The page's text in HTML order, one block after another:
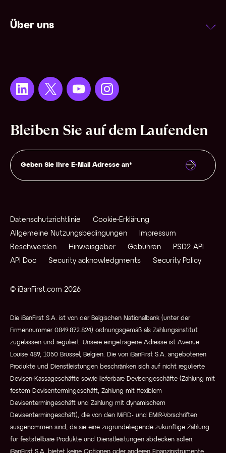
Über uns
Bleiben Sie auf dem Laufenden
© iBanFirst.com 2026
Datenschutzrichtlinie Cookie-Erklärung
Allgemeine Nutzungsbedingungen Impressum
Beschwerden Hinweisgeber Gebühren PSD2 API
API Doc Security acknowledgments Security Policy
Die iBanFirst S.A. ist von der Belgischen Nationalbank (unter der
Firmennummer 0849.872.824) ordnungsgemäß als Zahlungsinstitut
zugelassen und reguliert. Unsere eingetragene Adresse ist Avenue
Louise 489, 1050 Brüssel, Belgien. Die von iBanFirst S.A. angebotenen
Produkte und Dienstleistungen beschränken sich auf nicht regulierte
Devisen-Kassageschäfte sowie lieferbare Devisengeschäfte (Zahlung mit
festem Devisentermingeschäft, Zahlung mit flexiblem
Devisentermingeschäft und Zahlung mit dynamischem
Devisentermingeschäft), die von den MiFID- und EMIR-Vorschriften
ausgenommen sind, da sie eine zugrundeliegende zukünftige Zahlung
für feststellbare Produkte und Dienstleistungen abdecken sollen.